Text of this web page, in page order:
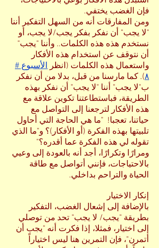
فإن الغضب يختفي.
ومن المفارقات أنه من السهل التفكير أننا
"لا يجب" أن نفكر بفكر يجب/لا يجب، أو
نستخدم هذه هذه الكلمات.. وأننا "يجب"
أن نتوقف عن استخدام هذه الأفكار
واستعمال هذه الكلمات (انظر الأسبوع #
٨). كما مارسنا من قبل، بدلا من أن نفكر
ب"لا يجب" أننا "لا يجب" أن نفكر بهذه
الطريقة، فباستطاعتنا تكوين علاقة مع
هذه الأفكار لترجعنا إلى التواصل مع
حياتنا، تعجبا! "ما هي الحاجة التي أحاول
تلبيتها بهذه الفكرة (أو الأفكار)؟ و"ما الذي
تقوله لي هذه الفكرة عما أقدره؟"
ومرارًا وتكرارًا، أجد أنه بالعودة إلى وعيي
بالاحتياجات، فإنني أتواصل مع طاقة
الحياة والتراحم بداخلي.
إنكار الاختيار
بالإضافة إلى إشعال الغضب، التفكير
بطريقة "يجب/ لا يجب" تحد من توصلي
إلى اختيار، فمثلا، إذا فكرت أنه "يجب أن
أتمرن"، فإن التمرين هنا ليس اختياراً